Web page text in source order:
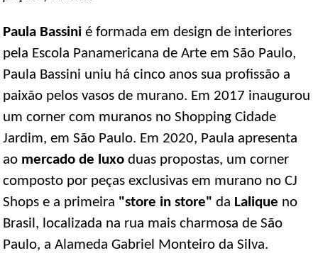
Paula Bassini é formada em design de interiores
pela Escola Panamericana de Arte em São Paulo,
Paula Bassini uniu há cinco anos sua profissão a
paixão pelos vasos de murano. Em 2017 inaugurou
um corner com muranos no Shopping Cidade
Jardim, em São Paulo. Em 2020, Paula apresenta
ao mercado de luxo duas propostas, um corner
composto por peças exclusivas em murano no CJ
Shops e a primeira "store in store" da Lalique no
Brasil, localizada na rua mais charmosa de São
Paulo, a Alameda Gabriel Monteiro da Silva.